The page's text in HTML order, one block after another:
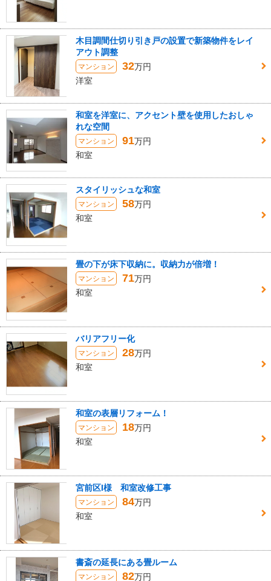
木目調間仕切り引き戸の設置で新築物件をレイ
アウト調整
マンション 32万円
洋室
和室を洋室に、アクセント壁を使用したおしゃ
れな空間
マンション 91万円
和室
スタイリッシュな和室
マンション 58万円
和室
畳の下が床下収納に。収納力が倍増！
マンション 71万円
和室
バリアフリー化
マンション 28万円
和室
和室の表層リフォーム！
マンション 18万円
和室
宮前区I様 和室改修工事
マンション 84万円
和室
書斎の延長にある畳ルーム
マンション 82万円